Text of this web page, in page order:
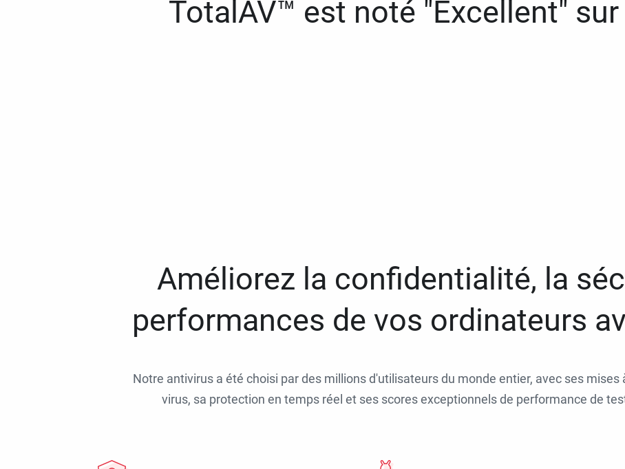
TotalAV™ est noté "Excellent"
Améliorez la confidentialité, la
performances de vos ordinateurs
Notre antivirus a été choisi par des millions d'utilisateurs du monde entier, avec ses
virus, sa protection en temps réel et ses scores exceptionnels de performance de